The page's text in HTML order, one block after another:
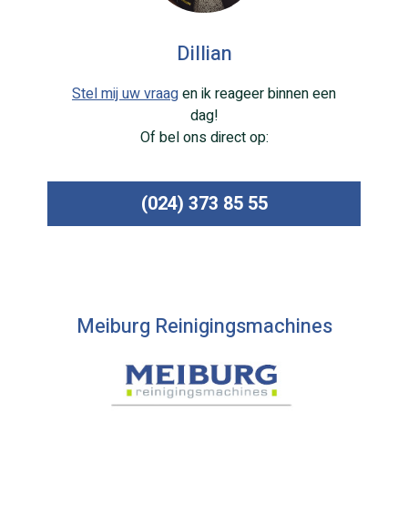
Dillian
Stel mij uw vraagen ik reageer binnen een
dag!
Of bel ons direct op:
(024) 373 85 55
Meiburg Reinigingsmachines